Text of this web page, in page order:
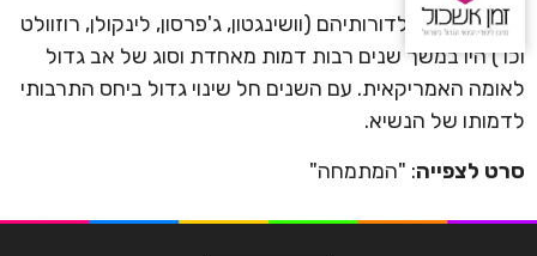
נשיאי ארה"ב לדורותיהם (וושינגטון, ג'פרסון, לינקולן, רוזוולט
וכו') היו במשך שנים רבות דמות מאחדת וסוג של אב גדול
לאומה האמריקאית. עם השנים חל שינוי גדול ביחס התרבותי
לדמותו של הנשיא.
סרט לצפייה: "המתמחה"